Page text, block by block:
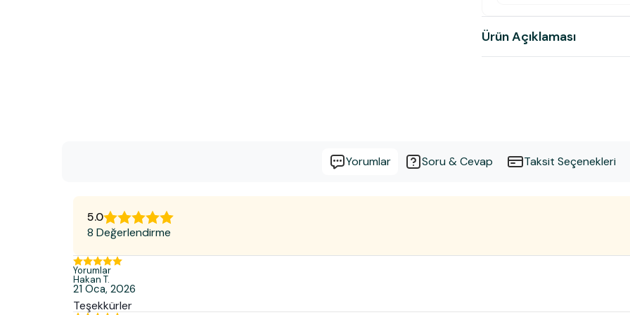
Ürün Açıklaması
Yorumlar Soru & Cevap Taksit Seçenekleri
5.0
8 Değerlendirme
Yorumlar
Hakan T.
21 Oca, 2026
Teşekkürler